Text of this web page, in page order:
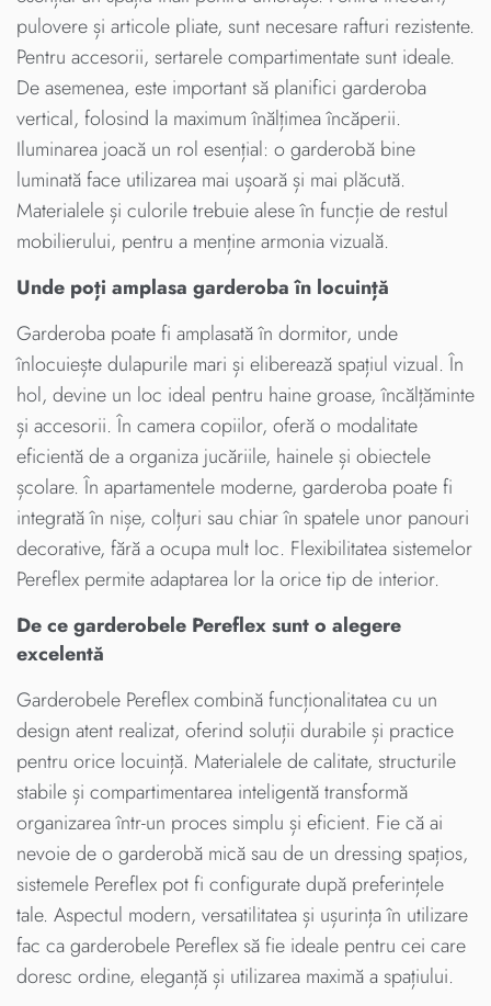
pulovere și articole pliate, sunt necesare rafturi rezistente.
Pentru accesorii, sertarele compartimentate sunt ideale.
De asemenea, este important să planifici garderoba
vertical, folosind la maximum înălțimea încăperii.
Iluminarea joacă un rol esențial: o garderobă bine
luminată face utilizarea mai ușoară și mai plăcută.
Materialele și culorile trebuie alese în funcție de restul
mobilierului, pentru a menține armonia vizuală.
Unde poți amplasa garderoba în locuință
Garderoba poate fi amplasată în dormitor, unde
înlocuiește dulapurile mari și eliberează spațiul vizual. În
hol, devine un loc ideal pentru haine groase, încălțăminte
și accesorii. În camera copiilor, oferă o modalitate
eficientă de a organiza jucăriile, hainele și obiectele
școlare. În apartamentele moderne, garderoba poate fi
integrată în nișe, colțuri sau chiar în spatele unor panouri
decorative, fără a ocupa mult loc. Flexibilitatea sistemelor
Pereflex permite adaptarea lor la orice tip de interior.
De ce garderobele Pereflex sunt o alegere
excelentă
Garderobele Pereflex combină funcționalitatea cu un
design atent realizat, oferind soluții durabile și practice
pentru orice locuință. Materialele de calitate, structurile
stabile și compartimentarea inteligentă transformă
organizarea într-un proces simplu și eficient. Fie că ai
nevoie de o garderobă mică sau de un dressing spațios,
sistemele Pereflex pot fi configurate după preferințele
tale. Aspectul modern, versatilitatea și ușurința în utilizare
fac ca garderobele Pereflex să fie ideale pentru cei care
doresc ordine, eleganță și utilizarea maximă a spațiului.